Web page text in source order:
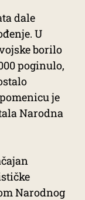
dale
U
borilo
poginulo,
je
Narodna
Narodnog